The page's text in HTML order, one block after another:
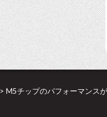
> M5チップのパフォーマンス